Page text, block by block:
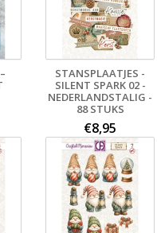
STANSPLAATJES -
SILENT SPARK 02 -
NEDERLANDSTALIG -
88 STUKS
€8,95